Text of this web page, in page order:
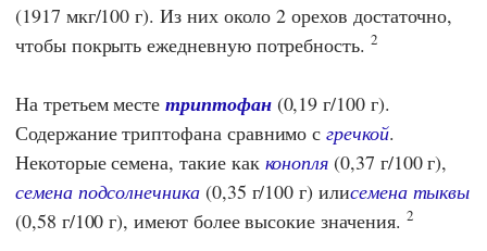
(1917 мкг/100 г). Из них около 2 орехов достаточно,
чтобы покрыть ежедневную потребность. 2
На третьем местетриптофан(0,19 г/100 г).
Содержание триптофана сравнимо сгречкой.
Некоторые семена, такие как конопля (0,37 г/100 г),
семена подсолнечника(0,35 г/100 г) илисемена тыквы
(0,58 г/100 г), имеют более высокие значения. 2